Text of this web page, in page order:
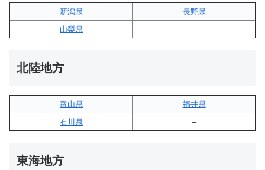
新潟県
長野県
山梨県
–
北陸地方
富山県
福井県
石川県
–
東海地方